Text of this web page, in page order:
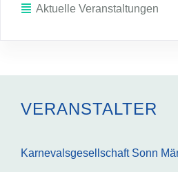
Aktuelle Veranstaltungen
VERANSTALTER
Karnevalsgesellschaft Sonn